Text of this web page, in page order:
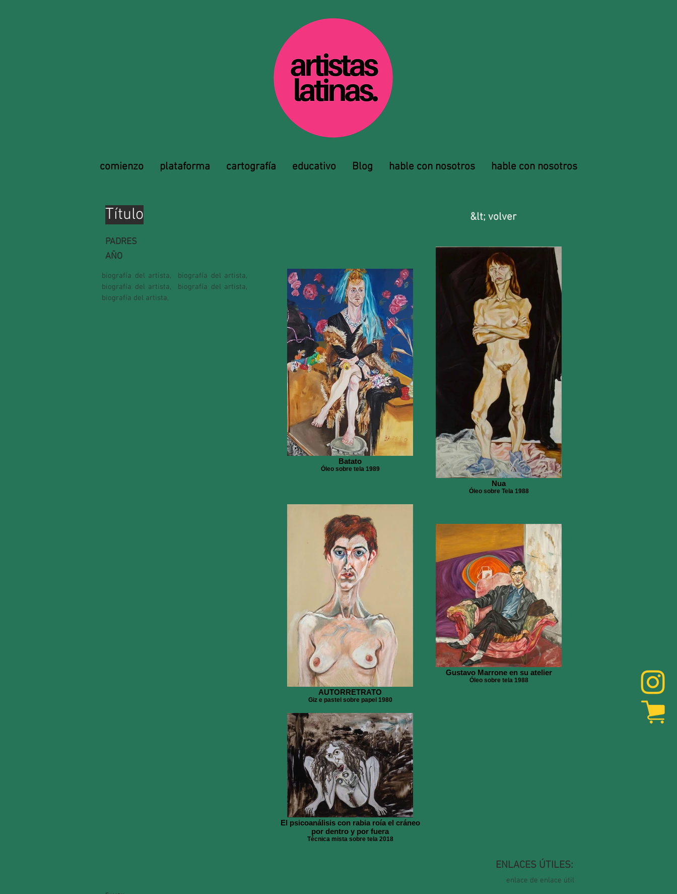
comienzo plataforma cartografía educativo Blog hable con nosotros hable con nosotros
Título &lt; volver
PADRES
AÑO
biografía del artista,
biografía del artista,
biografía del artista,
biografía del artista,
biografía del artista,
Batato
Óleo sobre tela 1989
Nua
Óleo sobre Tela 1988
AUTORRETRATO
Giz e pastel sobre papel 1980
Gustavo Marrone en su atelier
Óleo sobre tela 1988
El psicoanálisis con rabia roía el cráneo
por dentro y por fuera
Técnica mista sobre tela 2018
ENLACES ÚTILES:
enlace de enlace útil